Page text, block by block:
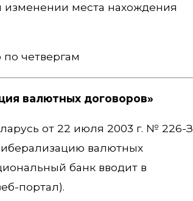
места нахождения
четвергам
валютных договоров»
от 22 июля 2003 г. № 226-З
валютных
банк вводит в
портал).